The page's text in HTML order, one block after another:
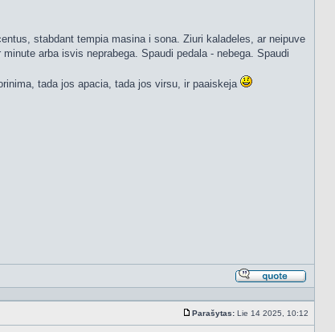
stabdant tempia masina i sona. Ziuri kaladeles, ar neipuve
arba isvis neprabega. Spaudi pedala - nebega. Spaudi
tada jos apacia, tada jos virsu, ir paaiskeja
Atsakyti
Standartinė
Parašytas: Lie 14 2025, 10:12